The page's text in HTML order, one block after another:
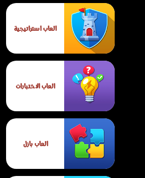
العاب استراتيجية
العاب الاختبارات
العاب بازل